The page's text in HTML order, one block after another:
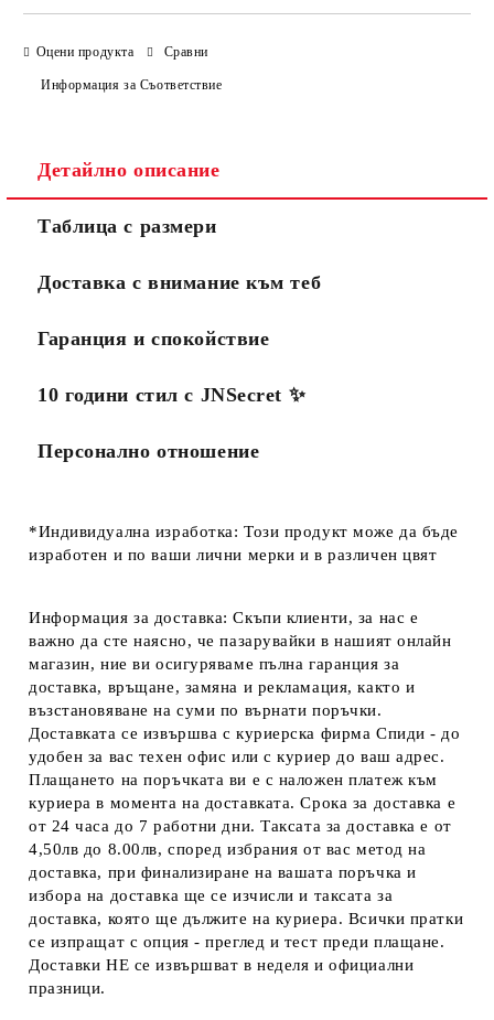
Оцени продукта Сравни
Информация за Съответствие
Детайлно описание
Таблица с размери
Доставка с внимание към теб
Гаранция и спокойствие
10 години стил с JNSecret ✨️
Персонално отношение
*Индивидуална изработка: Този продукт може да бъде
изработен и по ваши лични мерки и в различен цвят
Информация за доставка: Скъпи клиенти, за нас е
важно да сте наясно, че пазарувайки в нашият онлайн
магазин, ние ви осигуряваме пълна гаранция за
доставка, връщане, замяна и рекламация, както и
възстановяване на суми по върнати поръчки.
Доставката се извършва с куриерска фирма Спиди - до
удобен за вас техен офис или с куриер до ваш адрес.
Плащането на поръчката ви е с наложен платеж към
куриера в момента на доставката. Срока за доставка е
от 24 часа до 7 работни дни. Таксата за доставка е от
4,50лв до 8.00лв, според избрания от вас метод на
доставка, при финализиране на вашата поръчка и
избора на доставка ще се изчисли и таксата за
доставка, която ще дължите на куриера. Всички пратки
се изпращат с опция - преглед и тест преди плащане.
Доставки НЕ се извършват в неделя и официални
празници.